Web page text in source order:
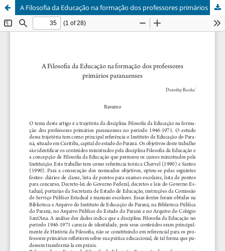
A Filosofia da Educação na formação dos professores primários paranaenses